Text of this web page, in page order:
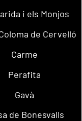
i els Monjos
de Cervelló
Carme
Perafita
Gavà
de Bonesvalls